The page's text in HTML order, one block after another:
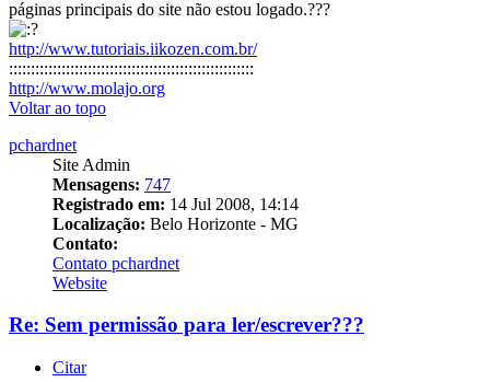
páginas principais do site não estou logado.???
http://www.tutoriais.iikozen.com.br/
::::::::::::::::::::::::::::::::::::::::::::::::::::::::
http://www.molajo.org
Voltar ao topo
pchardnet
Site Admin
Mensagens: 747
Registrado em: 14 Jul 2008, 14:14
Localização: Belo Horizonte - MG
Contato:
Contato pchardnet
Website
Re: Sem permissão para ler/escrever???
Citar